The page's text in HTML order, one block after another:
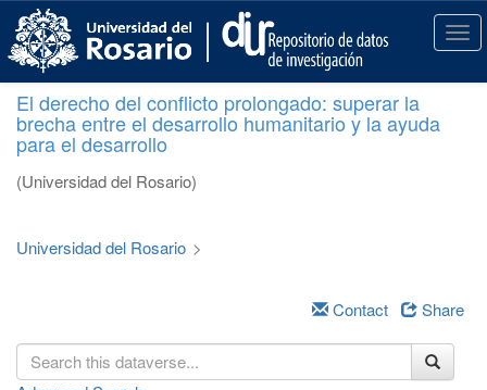
p
T
o
g
t
El derecho del conflicto prolongado: superar la
brecha entre el desarrollo humanitario y la ayuda
para el desarrollo
(Universidad del Rosario)
Universidad del Rosario >
Contact Share